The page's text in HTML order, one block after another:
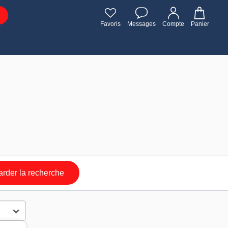
Favoris Messages Compte Panier
la recherche